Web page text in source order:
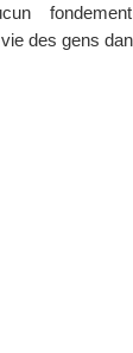
des gens